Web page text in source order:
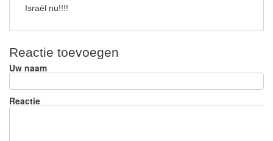
Israël nu!!!!
Reactie toevoegen
Uw naam
Reactie